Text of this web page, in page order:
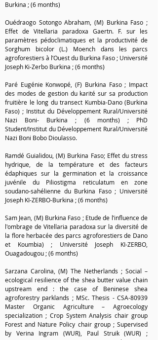
Burkina ; (6 months)
Ouédraogo Sotongo Abraham, (M) Burkina Faso ;
Effet de Vitellaria paradoxa Gaertn. F. sur les
paramètres pédoclimatiques et la productivité de
Sorghum bicolor (L.) Moench dans les parcs
agroforestiers à l’Ouest du Burkina Faso ; Université
Joseph Ki-Zerbo Burkina ; (6 months)
Paré Eugénie Konwopé, (F) Burkina Faso ; Impact
des modes de gestion du karité sur sa production
fruitière le long du transect Kumbia-Dano (Burkina
Faso) ; Institut du Développement Rural/Université
Nazi Boni- Burkina ; (6 months) ; PhD
Student/Institut du Développement Rural/Université
Nazi Boni Bobo Dioulasso.
Ramdé Guialidou, (M) Burkina Faso; Effet du stress
hydrique, de la température et des facteurs
édaphiques sur la germination et la croissance
juvénile du Piliostigma reticulatum en zone
soudano-sahélienne du Burkina Faso ; Université
Joseph KI-ZERBO-Burkina ; (6 months)
Sam Jean, (M) Burkina Faso ; Etude de l’influence de
l'ombrage de Vitellaria paradoxa sur la diversité de
la flore herbacée des parcs agroforestiers de Dano
et Koumbia) ; Université Joseph KI-ZERBO,
Ouagadougou ; (6 months)
Sarzana Carolina, (M) The Netherlands ; Social –
ecological resilience of the shea butter value chain
upstream end : the case of Beninese shea
agroforestry parklands ; MSc. Thesis - CSA-80939
Master Organic Agriculture – Agroecology
specialization ; Crop System Analysis chair group
Forest and Nature Policy chair group ; Supervised
by Verina Ingram (WUR), Paul Struik (WUR) ;